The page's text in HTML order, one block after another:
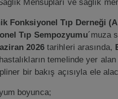
Mensupları ve sağlık
Fonksiyonel Tıp Derneği
Tıp Sempozyumu´muza
2026 tarihleri arasında,
temelinde yer
bir bakış açısıyla ele
boyunca;